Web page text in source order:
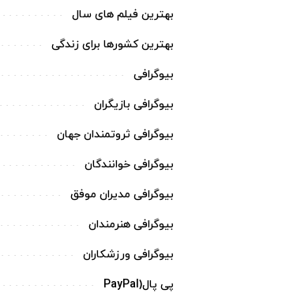
بهترین فیلم های سال
بهترین کشورها برای زندگی
بیوگرافی
بیوگرافی بازیگران
بیوگرافی ثروتمندان جهان
بیوگرافی خوانندگان
بیوگرافی مدیران موفق
بیوگرافی هنرمندان
بیوگرافی ورزشکاران
پی پال(PayPal